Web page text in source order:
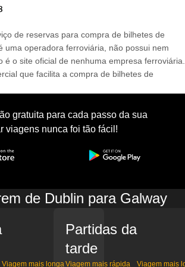
de reservas para compra de bilhetes de
uma operadora ferroviária, não possui nem
é o site oficial de nenhuma empresa ferroviária.
que facilita a compra de bilhetes de
gratuita para cada passo da sua
viagens nunca foi tão fácil!
de Dublin para Galway
Viagem mais longa
Partidas da
tarde
Viagem mais rápida Viagem mais